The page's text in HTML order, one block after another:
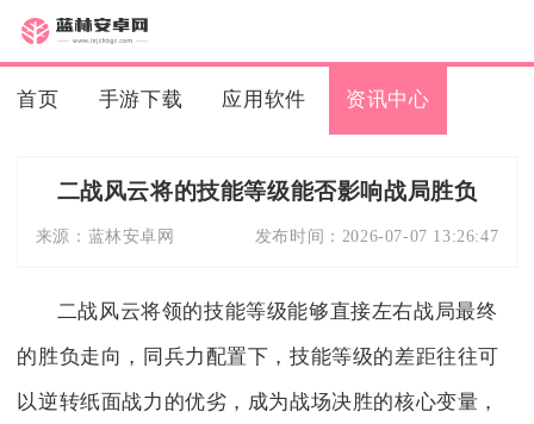
首页 手游下载 应用软件 资讯中心
二战风云将的技能等级能否影响战局胜负
来源： 蓝林安卓网 发布时间： 2026-07-07 13:26:47
二战风云将领的技能等级能够直接左右战局最终
的胜负走向，同兵力配置下，技能等级的差距往往可
以逆转纸面战力的优劣，成为战场决胜的核心变量，